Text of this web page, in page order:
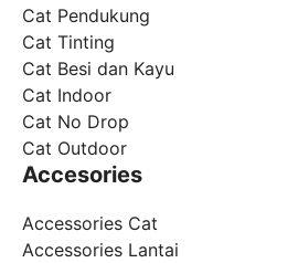
Cat Pendukung
Cat Tinting
Cat Besi dan Kayu
Cat Indoor
Cat No Drop
Cat Outdoor
Accesories
Accessories Cat
Accessories Lantai